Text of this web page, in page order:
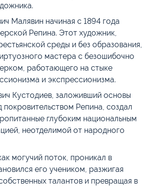
Малявин начиная с 1894 года
Репина. Этот художник,
среды и без образования,
мастера с безошибочно
работающего на стыке
и экспрессионизма.
Кустодиев, заложивший основы
Репина, создал
глубоким национальным
неотделимой от народного
могучий поток, проникал в
его учеником, разжигая
талантов и превращая в